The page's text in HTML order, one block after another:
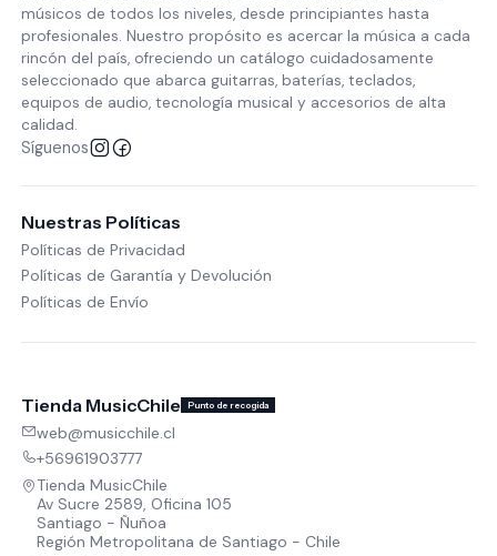
músicos de todos los niveles, desde principiantes hasta
profesionales. Nuestro propósito es acercar la música a cada
rincón del país, ofreciendo un catálogo cuidadosamente
seleccionado que abarca guitarras, baterías, teclados,
equipos de audio, tecnología musical y accesorios de alta
calidad.
Síguenos
Nuestras Políticas
Políticas de Privacidad
Políticas de Garantía y Devolución
Políticas de Envío
Tienda MusicChile Punto de recogida
web@musicchile.cl
+56961903777
Tienda MusicChile
Av Sucre 2589, Oficina 105
Santiago - Ñuñoa
Región Metropolitana de Santiago - Chile